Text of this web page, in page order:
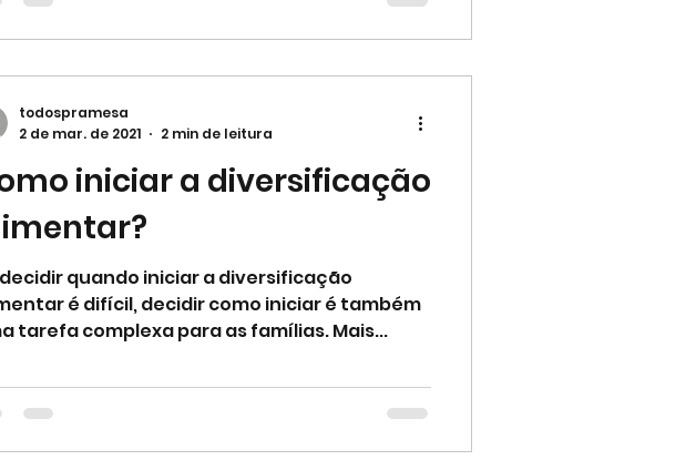
iniciar a diversificação
quando iniciar a diversificação
é difícil, decidir como iniciar é também
tarefa complexa para as famílias. Mais...
todospramesa
2 de mar. de 2021
2 min de leitura